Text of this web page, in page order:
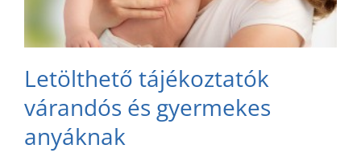
Letölthető tájékoztatók
várandós és gyermekes
anyáknak